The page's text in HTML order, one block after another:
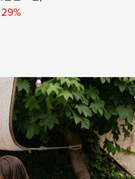
29%